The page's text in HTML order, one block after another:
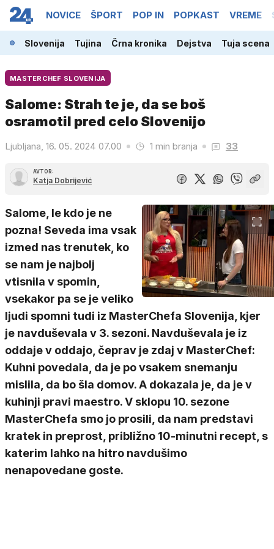
NOVICE ŠPORT POP IN POPKAST VREME
Slovenija Tujina Črna kronika Dejstva Tuja scena
MASTERCHEF SLOVENIJA
Salome: Strah te je, da se boš
osramotil pred celo Slovenijo
Ljubljana, 16. 05. 2024 07.00 1 min branja 33
AVTOR:
Katja Dobrijević
Salome, le kdo je ne
pozna! Seveda ima vsak
izmed nas trenutek, ko
se nam je najbolj
vtisnila v spomin,
vsekakor pa se je veliko
ljudi spomni tudi iz MasterChefa Slovenija, kjer
je navduševala v 3. sezoni. Navduševala je iz
oddaje v oddajo, čeprav je zdaj v MasterChef:
Kuhni povedala, da je po vsakem snemanju
mislila, da bo šla domov. A dokazala je, da je v
kuhinji pravi maestro. V sklopu 10. sezone
MasterChefa smo jo prosili, da nam predstavi
kratek in preprost, približno 10-minutni recept, s
katerim lahko na hitro navdušimo
nenapovedane goste.